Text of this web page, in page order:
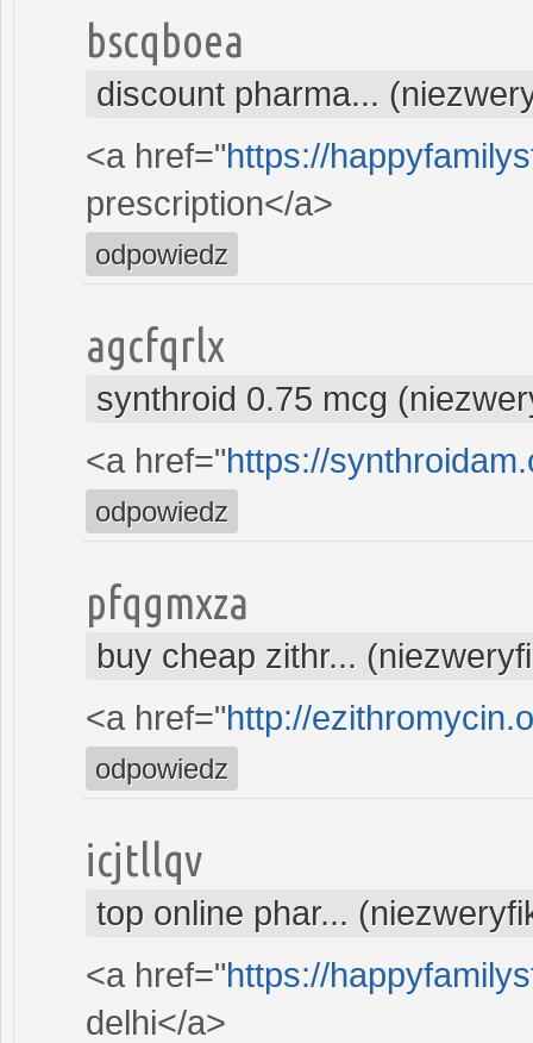
bscqboea
discount pharma...
<a href="https://
prescription</a>
odpowiedz
agcfqrlx
synthroid 0.75 mcg
<a href="https://
odpowiedz
pfqgmxza
buy cheap zithr...
<a href="http://
odpowiedz
icjtllqv
top online phar...
<a href="https://
delhi</a>